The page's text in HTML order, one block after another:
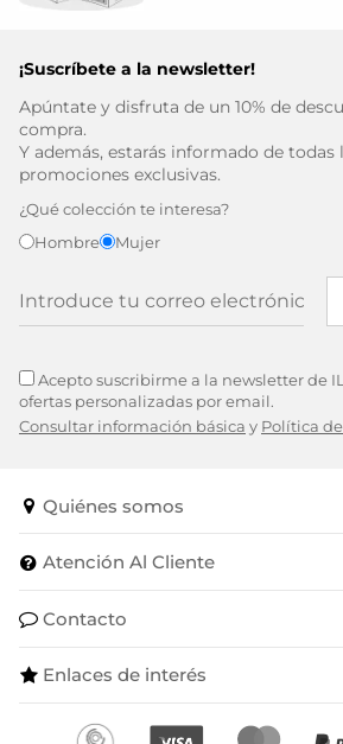
¡Suscríbete a la newsletter!
Apúntate y disfruta de un 10% de
compra.
Y además, estarás informado de todas
promociones exclusivas.
¿Qué colección te interesa?
Hombre
Mujer
Acepto suscribirme a la newsletter de
ofertas personalizadas por email.
Consultar información básica y Política
Quiénes somos
Atención Al Cliente
Contacto
Enlaces de interés